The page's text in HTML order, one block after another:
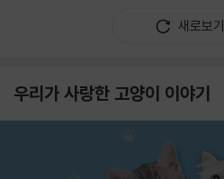
새로보기
우리가 사랑한 고양이 이야기